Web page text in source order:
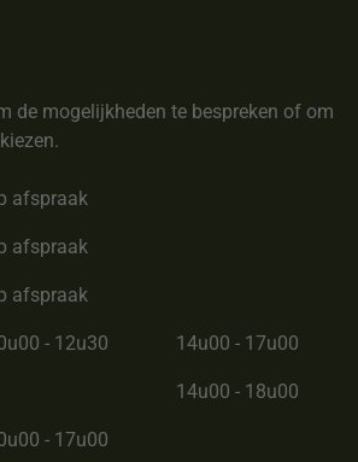
de mogelijkheden te bespreken of om
afspraak
afspraak
afspraak
- 12u30 14u00 - 17u00
14u00 - 18u00
- 17u00